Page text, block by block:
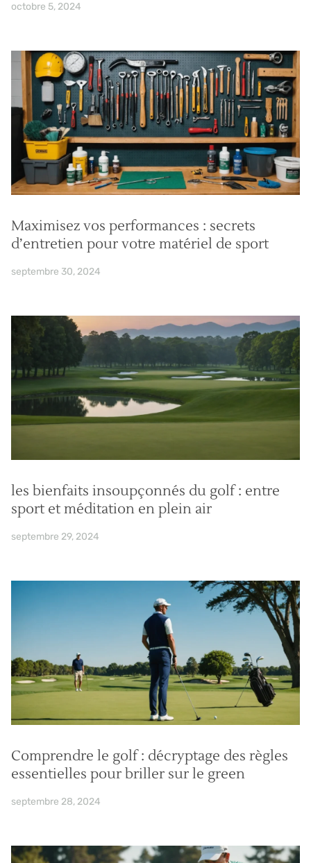
octobre 5, 2024
Maximisez vos performances : secrets
d’entretien pour votre matériel de sport
septembre 30, 2024
les bienfaits insoupçonnés du golf : entre
sport et méditation en plein air
septembre 29, 2024
Comprendre le golf : décryptage des règles
essentielles pour briller sur le green
septembre 28, 2024